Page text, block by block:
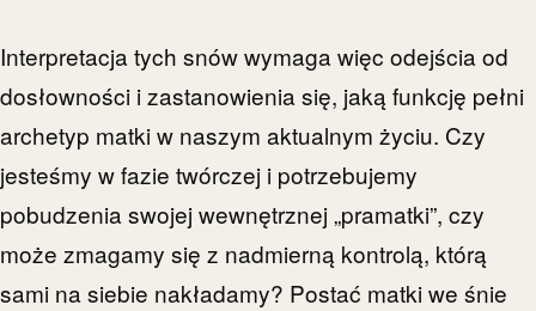
Interpretacja tych snów wymaga więc odejścia od
dosłowności i zastanowienia się, jaką funkcję pełni
archetyp matki w naszym aktualnym życiu. Czy
jesteśmy w fazie twórczej i potrzebujemy
pobudzenia swojej wewnętrznej „pramatki”, czy
może zmagamy się z nadmierną kontrolą, którą
sami na siebie nakładamy? Postać matki we śnie